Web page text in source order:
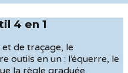
4 en 1
de traçage, le
en un : l’équerre, le